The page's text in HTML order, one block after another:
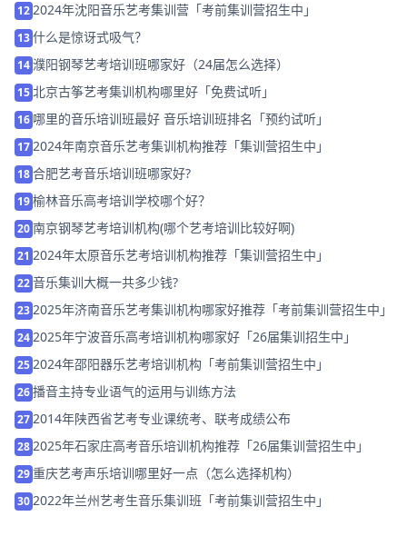
122024年沈阳音乐艺考集训营「考前集训营招生中」
13什么是惊讶式吸气？
14濮阳钢琴艺考培训班哪家好（24届怎么选择）
15北京古筝艺考集训机构哪里好「免费试听」
16 哪里的音乐培训班最好 音乐培训班排名「预约试听」
172024年南京音乐艺考集训机构推荐「集训营招生中」
18合肥艺考音乐培训班哪家好?
19榆林音乐高考培训学校哪个好？
20南京钢琴艺考培训机构(哪个艺考培训比较好啊)
21 2024年太原音乐艺考培训机构推荐「集训营招生中」
22音乐集训大概一共多少钱?
232025年济南音乐艺考集训机构哪家好推荐「考前集训营招生中」
242025年宁波音乐高考培训机构哪家好「26届集训招生中」
252024年邵阳器乐艺考培训机构「考前集训营招生中」
26播音主持专业语气的运用与训练方法
272014年陕西省艺考专业课统考、联考成绩公布
282025年石家庄高考音乐培训机构推荐「26届集训营招生中」
29重庆艺考声乐培训哪里好一点（怎么选择机构）
302022年兰州艺考生音乐集训班「考前集训营招生中」